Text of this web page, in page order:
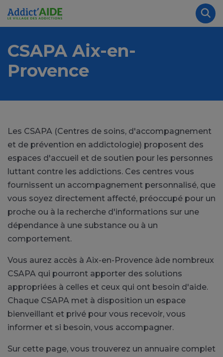
Aller au contenu principal
CSAPA Aix-en-
Provence
Les CSAPA (Centres de soins, d'accompagnement
et de prévention en addictologie) proposent des
espaces d'accueil et de soutien pour les personnes
luttant contre les addictions. Ces centres vous
fournissent un accompagnement personnalisé, que
vous soyez directement affecté, préoccupé pour un
proche ou à la recherche d'informations sur une
dépendance à une substance ou à un
comportement.
Vous aurez accès à Aix-en-Provence àde nombreux
CSAPA qui pourront apporter des solutions
appropriées à celles et ceux qui ont besoin d'aide.
Chaque CSAPA met à disposition un espace
bienveillant et privé pour vous recevoir, vous
informer et si besoin, vous accompagner.
Sur cette page, vous trouverez un annuaire complet
Panneau de gestion des cookies